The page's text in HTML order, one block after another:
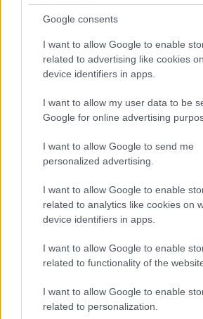
Google consents
I want to allow Google to enable
related to advertising like cookies
device identifiers in apps.
I want to allow my user data to be
Google for online advertising
I want to allow Google to send me
personalized advertising.
I want to allow Google to enable
related to analytics like cookies on
device identifiers in apps.
I want to allow Google to enable
related to functionality of the
I want to allow Google to enable
related to personalization.
Ωστόσο, τα πρώτα πλάνα
αισθητή αλλαγή στην
Σαλαμέ, ο οποίος
κεφάλι, ενώ οΡόμπερτ
εμφάνισή του με ξανθά
το ενδιαφέρον για τους
Το κινηματογραφικό σύμπαν
βασίζεται στα εμβληματικά
του Φρανκ Χέρμπερτκαι
τις πιο φιλόδοξες παραγωγές
επιστημονικής φαντασίας